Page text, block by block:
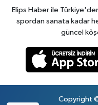
Elips Haber ile
spordan sanata kadar
güncel
Copyright ©